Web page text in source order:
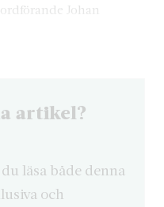
Johan
artikel?
läsa både denna
och